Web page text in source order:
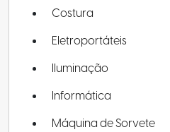
Costura
Eletroportáteis
Iluminação
Informática
Máquina de Sorvete